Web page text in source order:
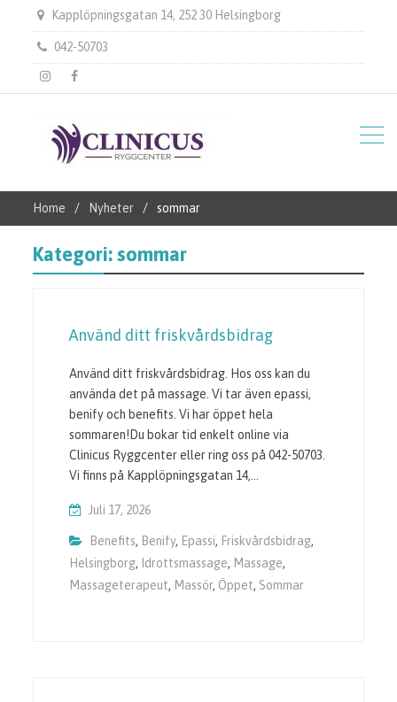
Kapplöpningsgatan 14, 252 30 Helsingborg
042-50703
instagramFacebook
Home Nyheter sommar
Kategori:sommar
Använd ditt friskvårdsbidrag
Använd ditt friskvårdsbidrag. Hos oss kan du
använda det på massage. Vi tar även epassi,
benify och benefits. Vi har öppet hela
sommaren!Du bokar tid enkelt online via
Clinicus Ryggcenter eller ring oss på 042-50703.
Vi finns på Kapplöpningsgatan 14,…
Juli 17, 2026
Benefits, Benify, Epassi, Friskvårdsbidrag,
Helsingborg, Idrottsmassage, Massage,
Massageterapeut, Massör, Öppet, Sommar